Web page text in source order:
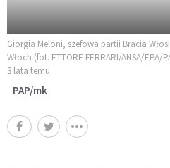
Giorgia Meloni, szefowa partii Bracia
Włoch (fot. ETTORE FERRARI/ANSA/EPA/
3 lata temu
PAP/mk